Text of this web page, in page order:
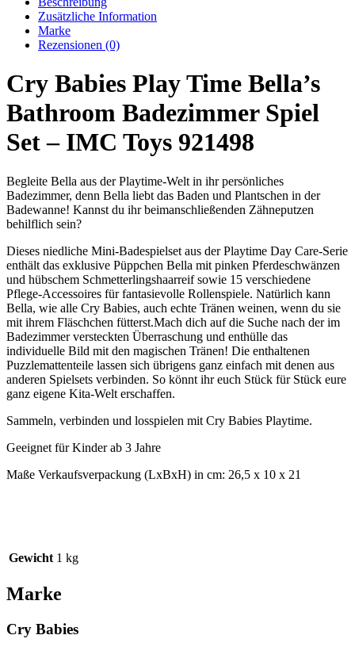
Zusätzliche Information
Marke
Rezensionen (0)
Cry Babies Play Time Bella’s
Bathroom Badezimmer Spiel
Set – IMC Toys 921498
Begleite Bella aus der Playtime-Welt in ihr persönliches
Badezimmer, denn Bella liebt das Baden und Plantschen in der
Badewanne! Kannst du ihr beimanschließenden Zähneputzen
behilflich sein?
Dieses niedliche Mini-Badespielset aus der Playtime Day Care-Serie
enthält das exklusive Püppchen Bella mit pinken Pferdeschwänzen
und hübschem Schmetterlingshaarreif sowie 15 verschiedene
Pflege-Accessoires für fantasievolle Rollenspiele. Natürlich kann
Bella, wie alle Cry Babies, auch echte Tränen weinen, wenn du sie
mit ihrem Fläschchen fütterst.Mach dich auf die Suche nach der im
Badezimmer versteckten Überraschung und enthülle das
individuelle Bild mit den magischen Tränen! Die enthaltenen
Puzzlemattenteile lassen sich übrigens ganz einfach mit denen aus
anderen Spielsets verbinden. So könnt ihr euch Stück für Stück eure
ganz eigene Kita-Welt erschaffen.
Sammeln, verbinden und losspielen mit Cry Babies Playtime.
Geeignet für Kinder ab 3 Jahre
Maße Verkaufsverpackung (LxBxH) in cm: 26,5 x 10 x 21
Gewicht 1 kg
Marke
Cry Babies